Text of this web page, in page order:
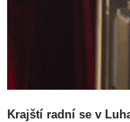
Krajští radní se v